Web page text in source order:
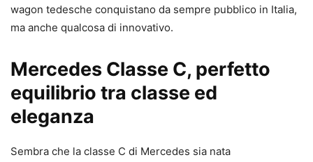
wagon tedesche conquistano da sempre pubblico in Italia,
ma anche qualcosa di innovativo.
Mercedes Classe C, perfetto
equilibrio tra classe ed
eleganza
Sembra che la classe C di Mercedes sia nata